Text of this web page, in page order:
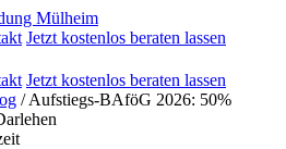
Jetzt kostenlos beraten lassen
Jetzt kostenlos beraten lassen
/ Aufstiegs-BAföG 2026: 50%